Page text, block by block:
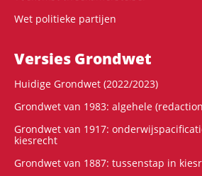
Wet politieke partijen
Versies Grondwet
Huidige Grondwet (2022/2023)
Grondwet van 1983: algehele
Grondwet van 1917:
kiesrecht
Grondwet van 1887: tussenstap in